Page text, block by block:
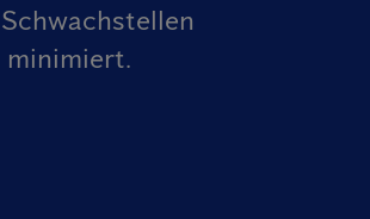
minimiert.